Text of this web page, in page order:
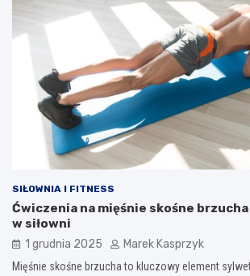
SIŁOWNIA I FITNESS
Ćwiczenia na mięśnie skośne
w siłowni
1 grudnia 2025 Marek Kasprzyk
Mięśnie skośne brzucha to kluczowy element